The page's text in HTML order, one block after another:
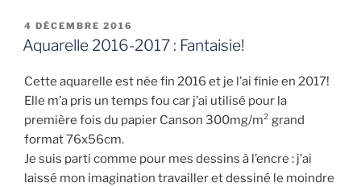
PUBLIÉ
LE
4 DÉCEMBRE 2016
Aquarelle 2016-2017 : Fantaisie!
Cette aquarelle est née fin 2016 et je l’ai finie en 2017!
Elle m’a pris un temps fou car j’ai utilisé pour la
première fois du papier Canson 300mg/m² grand
format 76x56cm.
Je suis parti comme pour mes dessins à l’encre : j’ai
laissé mon imagination travailler et dessiné le moindre